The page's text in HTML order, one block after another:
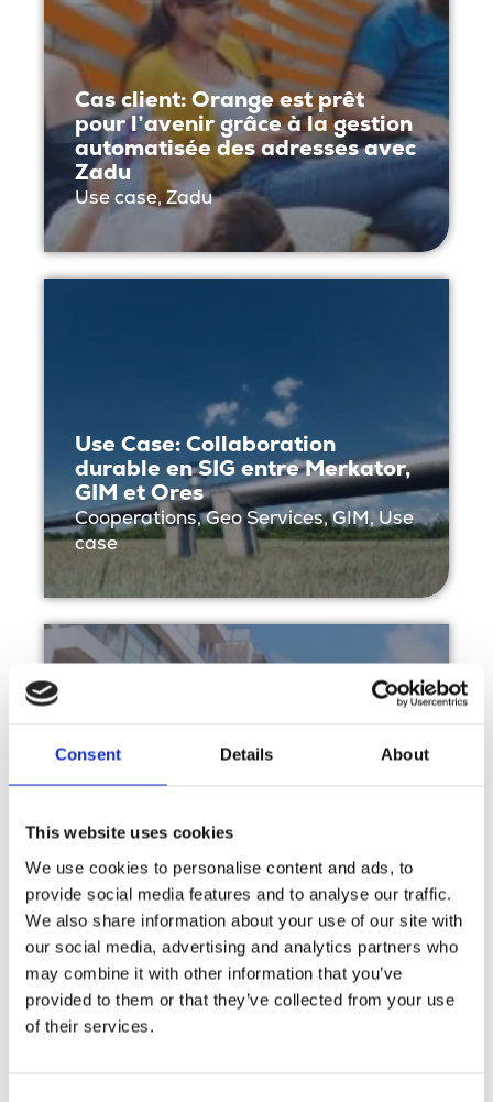
Consent Details About
This website uses cookies
We use cookies to personalise content and ads, to
provide social media features and to analyse our traffic.
We also share information about your use of our site with
our social media, advertising and analytics partners who
may combine it with other information that you’ve
provided to them or that they’ve collected from your use
of their services.
Cas client: Orange est prêt
pour l’avenir grâce à la gestion
automatisée des adresses avec
Zadu
Use case, Zadu
Use Case: Collaboration
durable en SIG entre Merkator,
GIM et Ores
Cooperations, Geo Services, GIM, Use
case
Cas client – Une application
optimale des risques pour
l’assureur MS Amlin
Use case, Zadu